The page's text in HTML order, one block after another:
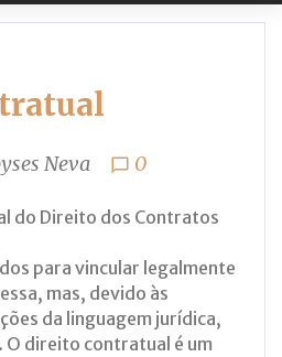
Neva chat_bubble_outline 0
do Direito dos Contratos
para vincular legalmente
mas, devido às
da linguagem jurídica,
direito contratual é um